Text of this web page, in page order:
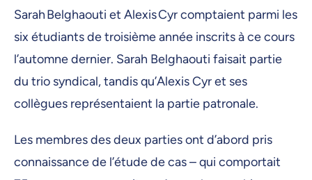
Sarah Belghaouti et Alexis Cyr comptaient parmi les
six étudiants de troisième année inscrits à ce cours
l’automne dernier. Sarah Belghaouti faisait partie
du trio syndical, tandis qu’Alexis Cyr et ses
collègues représentaient la partie patronale.
Les membres des deux parties ont d’abord pris
connaissance de l’étude de cas – qui comportait